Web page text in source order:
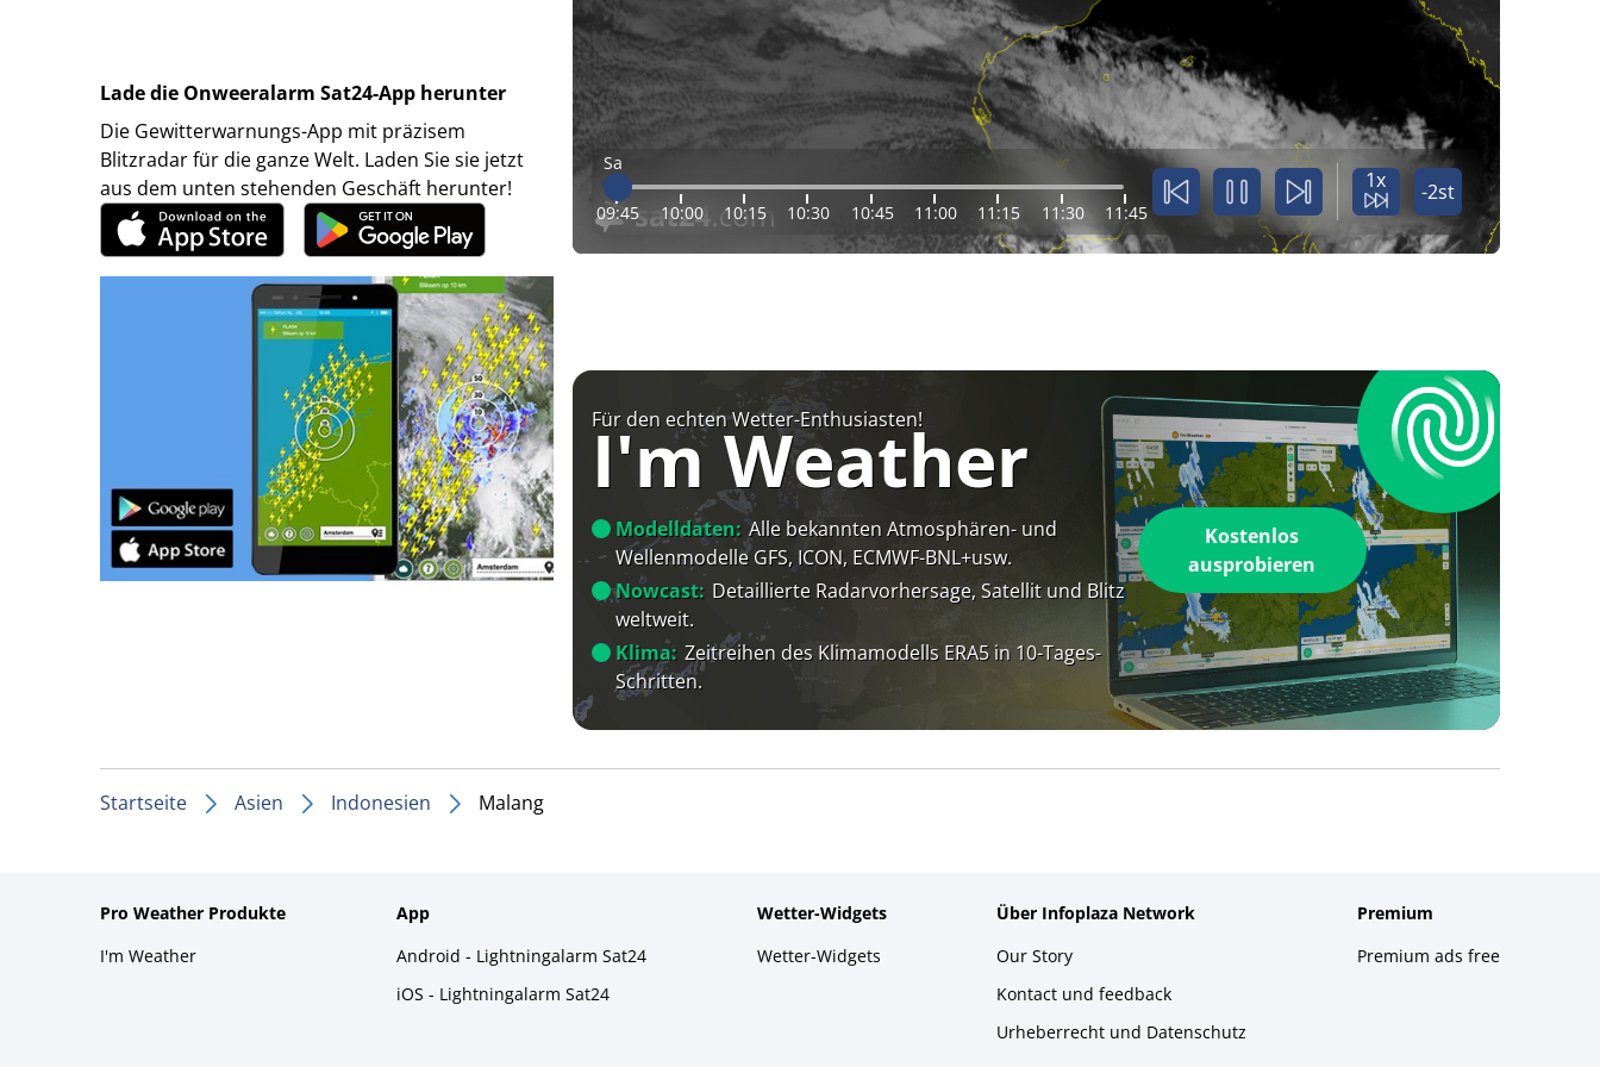
Lade die Onweeralarm Sat24-App herunter
Die Gewitterwarnungs-App mit präzisem
Blitzradar für die ganze Welt. Laden Sie sie jetzt
aus dem unten stehenden Geschäft herunter!
Sa
09:45 10:00 10:15 10:30 10:45 11:00 11:15 11:30 11:45
1x -2st
Für den echten Wetter-Enthusiasten!
I'm Weather
Modelldaten: Alle bekannten Atmosphären- und
Wellenmodelle GFS, ICON, ECMWF-BNL+usw.
Nowcast: Detaillierte Radarvorhersage, Satellit und Blitz
weltweit.
Klima: Zeitreihen des Klimamodells ERA5 in 10-Tages-
Schritten.
Kostenlos
ausprobieren
Startseite Asien Indonesien Malang
Pro Weather Produkte
I'm Weather
App
Android - Lightningalarm Sat24
iOS - Lightningalarm Sat24
Wetter-Widgets
Wetter-Widgets
Über Infoplaza Network
Our Story
Kontact und feedback
Urheberrecht und Datenschutz
Premium
Premium ads free